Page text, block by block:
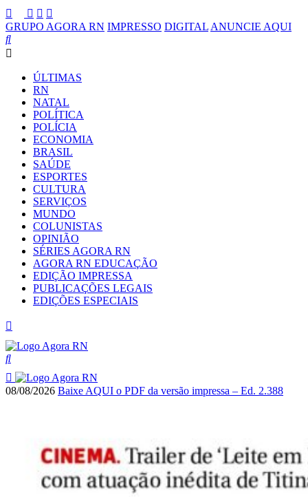
GRUPO AGORA RN IMPRESSO DIGITAL ANUNCIE AQUI
ÚLTIMAS
RN
NATAL
POLÍTICA
POLÍCIA
ECONOMIA
BRASIL
SAÚDE
ESPORTES
CULTURA
SERVIÇOS
MUNDO
COLUNISTAS
OPINIÃO
SÉRIES AGORA RN
AGORA RN EDUCAÇÃO
EDIÇÃO IMPRESSA
PUBLICAÇÕES LEGAIS
EDIÇÕES ESPECIAIS
08/08/2026 Baixe AQUI o PDF da versão impressa – Ed. 2.388